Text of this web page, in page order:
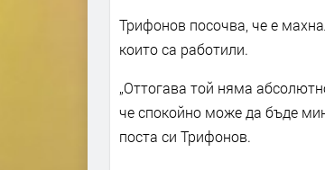
Трифонов посочва, че е
които са работили.
„Оттогава той няма
че спокойно може да бъде
поста си Трифонов.